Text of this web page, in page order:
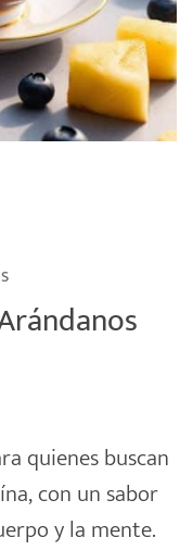
quienes buscan
con un sabor
y la mente.